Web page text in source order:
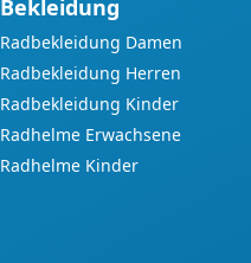
Bekleidung
Radbekleidung Damen
Radbekleidung Herren
Radbekleidung Kinder
Radhelme Erwachsene
Radhelme Kinder